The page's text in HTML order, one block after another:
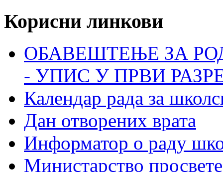
Корисни линкови
ОБАВЕШТЕЊЕ ЗА
- УПИС У ПРВИ
Календар рада за
Дан отворених врата
Информатор о раду
Министарство